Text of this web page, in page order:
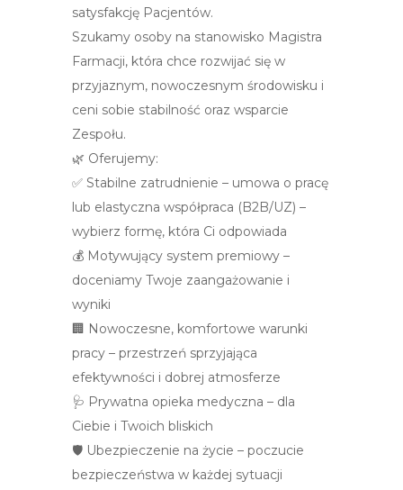
satysfakcję Pacjentów.
Szukamy osoby na stanowisko Magistra
Farmacji, która chce rozwijać się w
przyjaznym, nowoczesnym środowisku i
ceni sobie stabilność oraz wsparcie
Zespołu.
🌿 Oferujemy:
✅ Stabilne zatrudnienie – umowa o pracę
lub elastyczna współpraca (B2B/UZ) –
wybierz formę, która Ci odpowiada
💰 Motywujący system premiowy –
doceniamy Twoje zaangażowanie i
wyniki
🏢 Nowoczesne, komfortowe warunki
pracy – przestrzeń sprzyjająca
efektywności i dobrej atmosferze
🩺 Prywatna opieka medyczna – dla
Ciebie i Twoich bliskich
🛡️ Ubezpieczenie na życie – poczucie
bezpieczeństwa w każdej sytuacji